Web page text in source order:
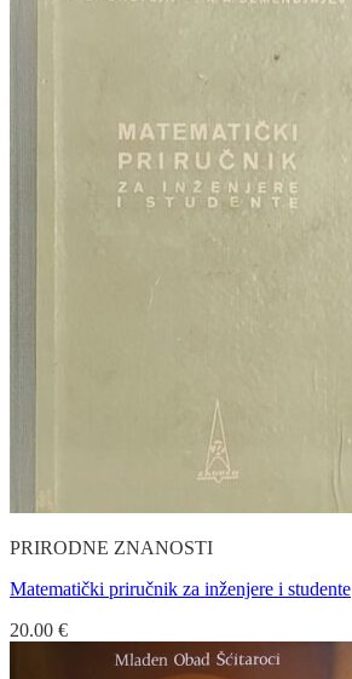
PRIRODNE ZNANOSTI
Matematički priručnik za inženjere i studente
20.00 €